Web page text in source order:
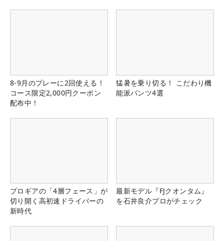
8-9月のプレーに2回使える！
コース限定2,000円クーポン
配布中！
猛暑を乗り切る！ こだわり機
能派パンツ4選
プロギアの「4層フェース」が
切り開く高初速ドライバーの
新時代
最新モデル『FJクオンタム』
を石井良介プロがチェック